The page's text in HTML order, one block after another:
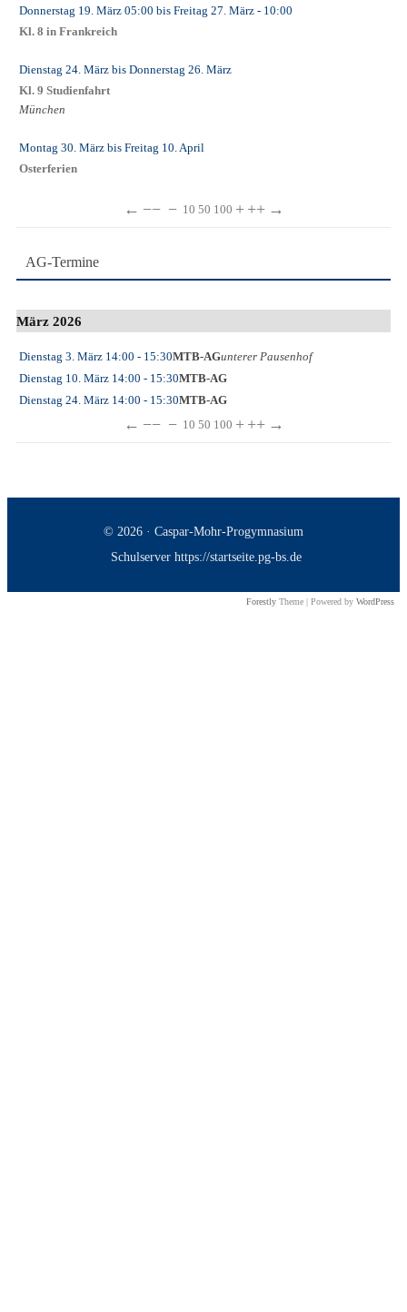
Donnerstag 19. März 05:00 bis Freitag 27. März - 10:00
Kl. 8 in Frankreich
Dienstag 24. März bis Donnerstag 26. März
Kl. 9 Studienfahrt
München
Montag 30. März bis Freitag 10. April
Osterferien
← −− − 10 50 100 + ++ →
AG-Termine
März 2026
Dienstag 3. März 14:00 - 15:30MTB-AGunterer Pausenhof
Dienstag 10. März 14:00 - 15:30MTB-AG
Dienstag 24. März 14:00 - 15:30MTB-AG
← −− − 10 50 100 + ++ →
© 2026 · Caspar-Mohr-Progymnasium
Schulserver https://startseite.pg-bs.de
Forestly Theme | Powered by WordPress